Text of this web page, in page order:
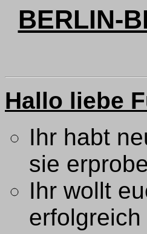
BERLIN-
Hallo liebe
Ihr habt
sie
Ihr wollt